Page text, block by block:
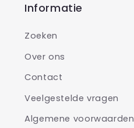
Informatie
Zoeken
Over ons
Contact
Veelgestelde vragen
Algemene voorwaarden